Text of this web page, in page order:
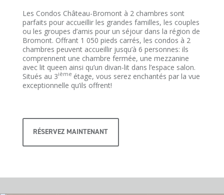
Les Condos Château-Bromont à 2 chambres sont
parfaits pour accueillir les grandes familles, les couples
ou les groupes d’amis pour un séjour dans la région de
Bromont. Offrant 1 050 pieds carrés, les condos à 2
chambres peuvent accueillir jusqu’à 6 personnes: ils
comprennent une chambre fermée, une mezzanine
avec lit queen ainsi qu’un divan-lit dans l’espace salon.
Situés au 3ième étage, vous serez enchantés par la vue
exceptionnelle qu’ils offrent!
RÉSERVEZ MAINTENANT